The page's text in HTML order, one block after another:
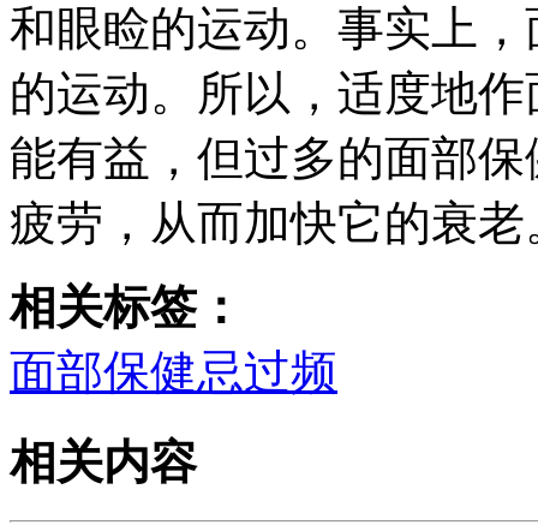
和眼睑的运动。事实上
的运动。所以，适度地
能有益，但过多的面部
疲劳，从而加快它的衰老
相关标签：
面部保健忌过频
相关内容